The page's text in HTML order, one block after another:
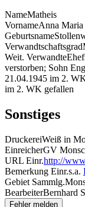
NameMatheis
VornameAnna Maria
Geburtsname
Verwandtschaftsgrad
Weit. Verwandte
verstorben; Sohn
21.04.1945 im 2.
im 2. WK gefallen
Sonstiges
DruckereiWeiß in
EinreicherGV
URL Einr.http://
Bemerkung Einr.s.a.
Gebiet Sammlg.
BearbeiterBernhard